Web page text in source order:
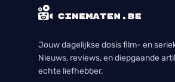
Jouw dagelijkse dosis film- en
Nieuws, reviews, en diepgaande
echte liefhebber.